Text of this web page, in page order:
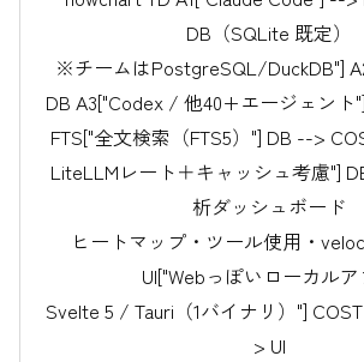
DB（SQLite 既定）
※チームはPostgreSQL/DuckDB"]
DB A3["Codex / 他40+エージェン
FTS["全文検索（FTS5）"] DB -->
LiteLLMレート＋キャッシュ考慮"]
析ダッシュボード
ヒートマップ・ツール使用・
UI["Webっぽいローカルア
Svelte 5 / Tauri（1バイナリ）"]
> UI